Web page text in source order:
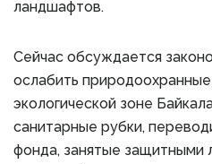
ландшафтов.
Сейчас обсуждается
ослабить
экологической зоне
санитарные рубки,
фонда, занятые защитными